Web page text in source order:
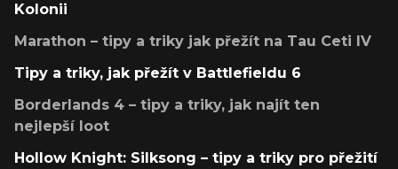
Kolonii
Marathon – tipy a triky jak přežít na Tau Ceti IV
Tipy a triky, jak přežít v Battlefieldu 6
Borderlands 4 – tipy a triky, jak najít ten
nejlepší loot
Hollow Knight: Silksong – tipy a triky pro přežití